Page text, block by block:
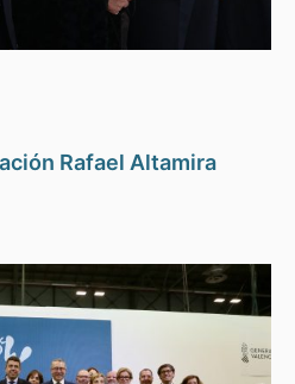
Rafael Altamira